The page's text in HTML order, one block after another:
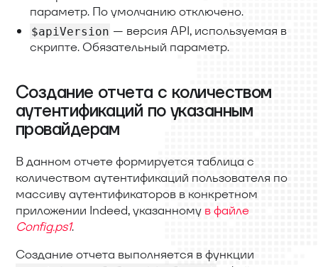
параметр. По умолчанию отключено.
$apiVersion — версия API, используемая в
скрипте. Обязательный параметр.
Создание отчета с количеством
аутентификаций по указанным
провайдерам
В данном отчете формируется таблица с
количеством аутентификаций пользователя по
массиву аутентификаторов в конкретном
приложении Indeed, указанному в файле
Config.ps1.
Создание отчета выполняется в функции